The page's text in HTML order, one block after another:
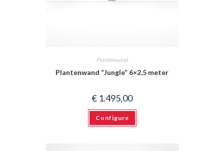
Plantenwand
Plantenwand “Jungle” 6×2,5 meter
€ 1.495,00
Configure